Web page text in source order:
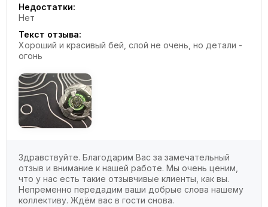
Недостатки:
Нет
Текст отзыва:
Хороший и красивый бей, слой не очень, но детали -
огонь
Здравствуйте. Благодарим Вас за замечательный
отзыв и внимание к нашей работе. Мы очень ценим,
что у нас есть такие отзывчивые клиенты, как вы.
Непременно передадим ваши добрые слова нашему
коллективу. Ждём вас в гости снова.